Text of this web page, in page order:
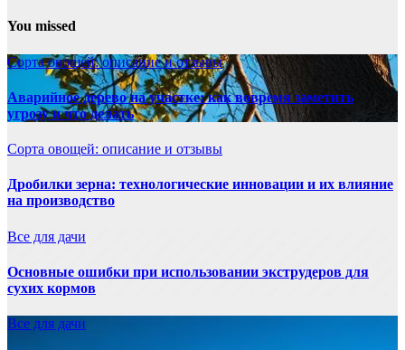
You missed
Сорта овощей: описание и отзывы
Аварийное дерево на участке: как вовремя заметить
угрозу и что делать
Сорта овощей: описание и отзывы
Дробилки зерна: технологические инновации и их влияние
на производство
Все для дачи
Основные ошибки при использовании экструдеров для
сухих кормов
Все для дачи